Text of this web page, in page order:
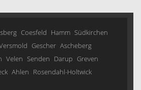
Coesfeld Hamm Südkirchen
Gescher Ascheberg
Velen Senden Darup Greven
Ahlen Rosendahl-Holtwick